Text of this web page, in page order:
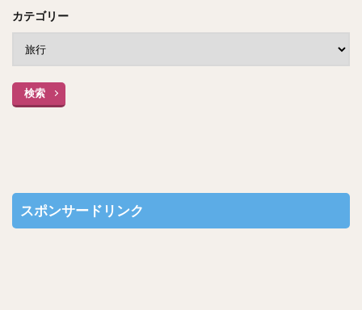
カテゴリー
検索
スポンサードリンク